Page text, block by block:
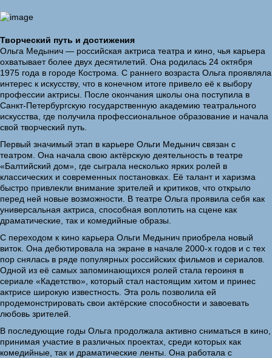
Творческий путь и достижения
Ольга Медынич — российская актриса театра и кино, чья карьера
охватывает более двух десятилетий. Она родилась 24 октября
1975 года в городе Кострома. С раннего возраста Ольга проявляла
интерес к искусству, что в конечном итоге привело её к выбору
профессии актрисы. После окончания школы она поступила в
Санкт-Петербургскую государственную академию театрального
искусства, где получила профессиональное образование и начала
свой творческий путь.
Первый значимый этап в карьере Ольги Медынич связан с
театром. Она начала свою актёрскую деятельность в театре
«Балтийский дом», где сыграла несколько ярких ролей в
классических и современных постановках. Её талант и харизма
быстро привлекли внимание зрителей и критиков, что открыло
перед ней новые возможности. В театре Ольга проявила себя как
универсальная актриса, способная воплотить на сцене как
драматические, так и комедийные образы.
С переходом к кино карьера Ольги Медынич приобрела новый
виток. Она дебютировала на экране в начале 2000-х годов и с тех
пор снялась в ряде популярных российских фильмов и сериалов.
Одной из её самых запоминающихся ролей стала героиня в
сериале «Кадетство», который стал настоящим хитом и принес
актрисе широкую известность. Эта роль позволила ей
продемонстрировать свои актёрские способности и завоевать
любовь зрителей.
В последующие годы Ольга продолжала активно сниматься в кино,
принимая участие в различных проектах, среди которых как
комедийные, так и драматические ленты. Она работала с